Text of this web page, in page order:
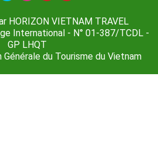
HORIZON VIETNAM TRAVEL
International - N° 01-387/TCDL -
GP LHQT
du Tourisme du Vietnam